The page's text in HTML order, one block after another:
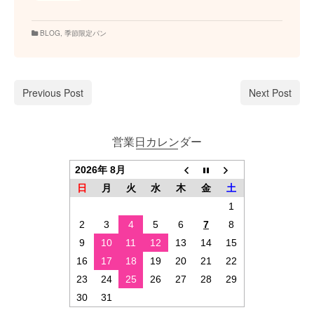
BLOG 季節限定パン
Previous Post Next Post
営業日カレンダー
2026年 8月
日
月 火 水 木 金
土
1
2
3 4 5 6 7
8
9
10 11 12 13 14
15
16
17 18 19 20 21
22
23
24 25 26 27 28
29
30
31